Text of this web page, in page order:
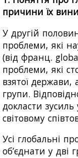
причини їх
У другій
проблеми, які
(від франц.
проблеми, які
взятої держави,
групи.
докласти зусиль
світовому
Усі глобальні
об’єднати у